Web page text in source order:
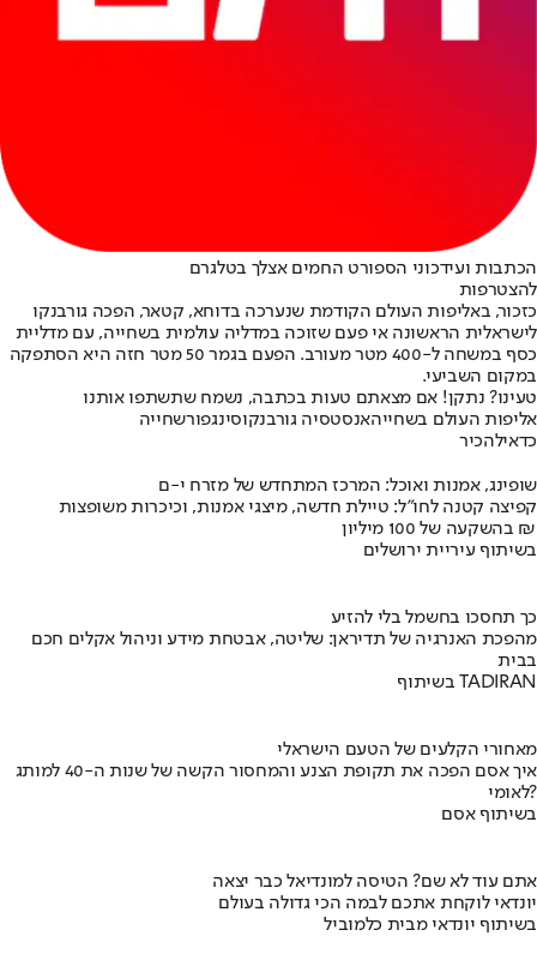
הכתבות ועידכוני הספורט החמים אצלך בטלגרם
להצטרפות
כזכור, באליפות העולם הקודמת שנערכה בדוחא, קטאר, הפכה גורבנקו
לישראלית הראשונה אי פעם שזוכה במדליה עולמית בשחייה, עם מדליית
כסף במשחה ל-400 מטר מעורב. הפעם בגמר 50 מטר חזה היא הסתפקה
במקום השביעי.
טעינו? נתקן! אם מצאתם טעות בכתבה, נשמח שתשתפו אותנו
אליפות העולם בשחייהאנסטסיה גורבנקוסינגפורשחייה
כדאילהכיר
שופינג, אמנות ואוכל: המרכז המתחדש של מזרח י-ם
קפיצה קטנה לחו"ל: טיילת חדשה, מיצגי אמנות, וכיכרות משופצות
בהשקעה של 100 מיליון ₪
בשיתוף עיריית ירושלים
כך תחסכו בחשמל בלי להזיע
מהפכת האנרגיה של תדיראן: שליטה, אבטחת מידע וניהול אקלים חכם
בבית
בשיתוף TADIRAN
מאחורי הקלעים של הטעם הישראלי
איך אסם הפכה את תקופת הצנע והמחסור הקשה של שנות ה-40 למותג
לאומי?
בשיתוף אסם
אתם עוד לא שם? הטיסה למונדיאל כבר יצאה
יונדאי לוקחת אתכם לבמה הכי גדולה בעולם
בשיתוף יונדאי מבית כלמוביל